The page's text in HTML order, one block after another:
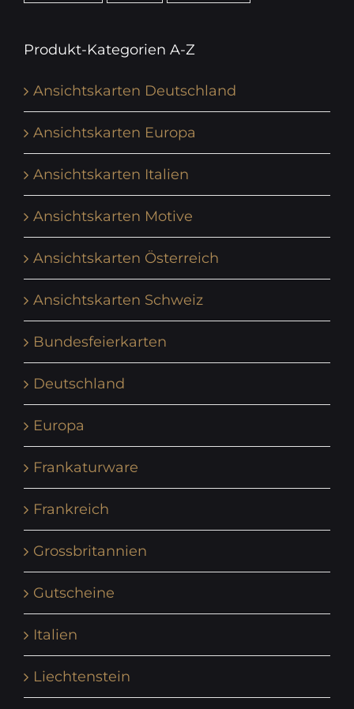
Produkt-Kategorien A-Z
Ansichtskarten Deutschland
Ansichtskarten Europa
Ansichtskarten Italien
Ansichtskarten Motive
Ansichtskarten Österreich
Ansichtskarten Schweiz
Bundesfeierkarten
Deutschland
Europa
Frankaturware
Frankreich
Grossbritannien
Gutscheine
Italien
Liechtenstein